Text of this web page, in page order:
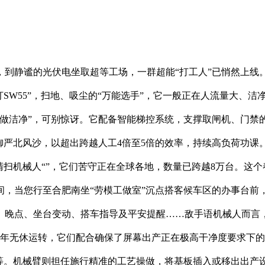
的光伏电坐取超等工场，一群超能“打工人”已悄然上线
，扫地、吸尘的“万能选手”，它一般正在人流量大、
洁净”，可别惊讶。它配备智能梯控系统，支撑取闸机、门
北风沙，以超出跨越人工4倍至5倍的效率，持续高负荷功
机械人“”，它们苦守正在全球各地，数量已跨越8万台。这
当您行至合肥南坐“劳模工做室”沉点搭客候车区的办事台
点、坐台变动、搭车指导及平安提醒……敌手语机械人而言
无休运转，它们配合确保了屏幕出产正在极高干净度要求
机械臂则担任施行精准的工艺操做，将基板插入或移出出